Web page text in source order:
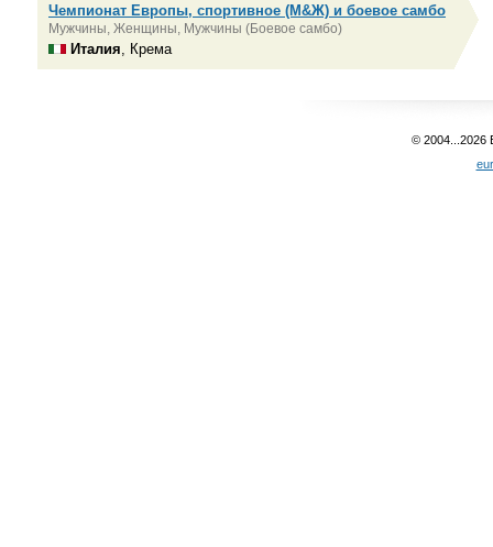
Чемпионат Европы, спортивное (М&Ж) и боевое самбо
Мужчины, Женщины, Мужчины (Боевое самбо)
Италия , Крема
© 2004...2026